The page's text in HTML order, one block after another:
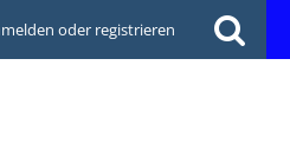
oder registrieren